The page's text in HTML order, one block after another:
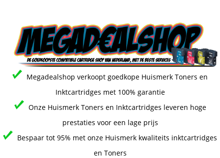
Megadealshop verkoopt goedkope Huismerk Toners en
Inktcartridges met 100% garantie
Onze Huismerk Toners en Inktcartridges leveren hoge
prestaties voor een lage prijs
Bespaar tot 95% met onze Huismerk kwaliteits inktcartridges
en Toners